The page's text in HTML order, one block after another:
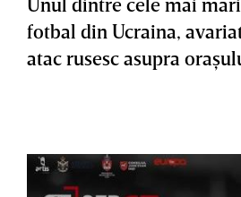
fotbal din Ucraina,
atac rusesc asupra